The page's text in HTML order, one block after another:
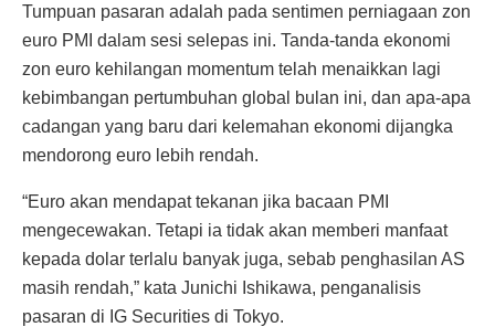
Tumpuan pasaran adalah pada sentimen perniagaan zon
euro PMI dalam sesi selepas ini. Tanda-tanda ekonomi
zon euro kehilangan momentum telah menaikkan lagi
kebimbangan pertumbuhan global bulan ini, dan apa-apa
cadangan yang baru dari kelemahan ekonomi dijangka
mendorong euro lebih rendah.
“Euro akan mendapat tekanan jika bacaan PMI
mengecewakan. Tetapi ia tidak akan memberi manfaat
kepada dolar terlalu banyak juga, sebab penghasilan AS
masih rendah,” kata Junichi Ishikawa, penganalisis
pasaran di IG Securities di Tokyo.